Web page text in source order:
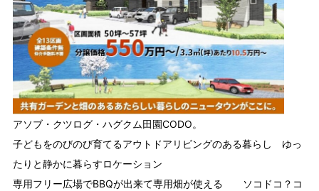
アソブ・クツログ・ハグクム田園CODO。
子どもをのびのび育てるアウトドアリビングのある暮らし ゆっ
たりと静かに暮らすロケーション
専用フリー広場でBBQが出来て専用畑が使える ソコドコ？コ